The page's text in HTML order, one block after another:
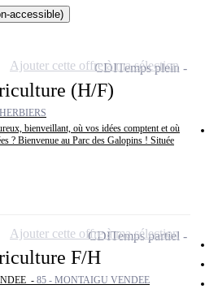
accessible)
(H/F)
bienveillant, où vos idées comptent et où
? Bienvenue au Parc des Galopins ! Située
CDITemps plein
Ajouter cette offre à ma sélection
F/H
- 85 - MONTAIGU VENDEE
CDITemps partiel
Ajouter cette offre à ma sélection